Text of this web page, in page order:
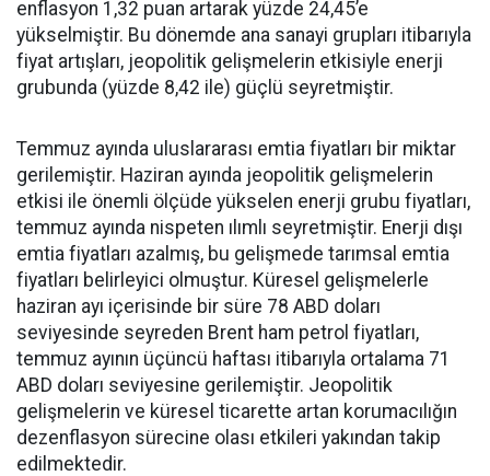
enflasyon 1,32 puan artarak yüzde 24,45’e
yükselmiştir. Bu dönemde ana sanayi grupları itibarıyla
fiyat artışları, jeopolitik gelişmelerin etkisiyle enerji
grubunda (yüzde 8,42 ile) güçlü seyretmiştir.
Temmuz ayında uluslararası emtia fiyatları bir miktar
gerilemiştir. Haziran ayında jeopolitik gelişmelerin
etkisi ile önemli ölçüde yükselen enerji grubu fiyatları,
temmuz ayında nispeten ılımlı seyretmiştir. Enerji dışı
emtia fiyatları azalmış, bu gelişmede tarımsal emtia
fiyatları belirleyici olmuştur. Küresel gelişmelerle
haziran ayı içerisinde bir süre 78 ABD doları
seviyesinde seyreden Brent ham petrol fiyatları,
temmuz ayının üçüncü haftası itibarıyla ortalama 71
ABD doları seviyesine gerilemiştir. Jeopolitik
gelişmelerin ve küresel ticarette artan korumacılığın
dezenflasyon sürecine olası etkileri yakından takip
edilmektedir.